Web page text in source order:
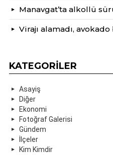
Manavgat’ta alkollü
Virajı alamadı,
KATEGORILER
Asayiş
Diğer
Ekonomi
Fotoğraf Galerisi
Gündem
İlçeler
Kim Kimdir